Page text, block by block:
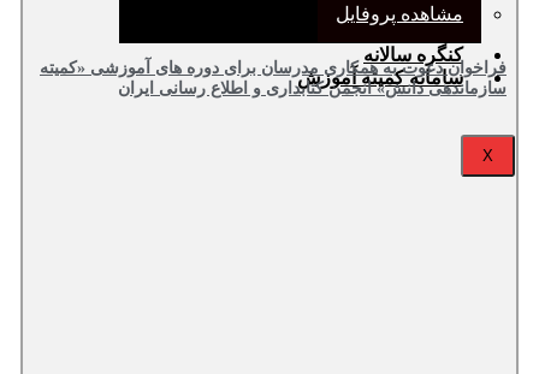
مشاهده پروفایل
کنگره سالانه
سامانه کمیته آموزش
X
فراخوان دعوت به همکاری مدرسان برای دوره های آموزشی «کمیته
سازماندهی دانش» انجمن کتابداری و اطلاع رسانی ایران